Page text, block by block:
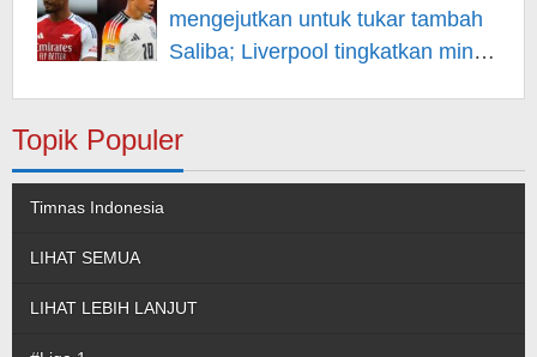
mengejutkan untuk tukar tambah
Saliba; Liverpool tingkatkan minat
Topik Populer
Timnas Indonesia
LIHAT SEMUA
LIHAT LEBIH LANJUT